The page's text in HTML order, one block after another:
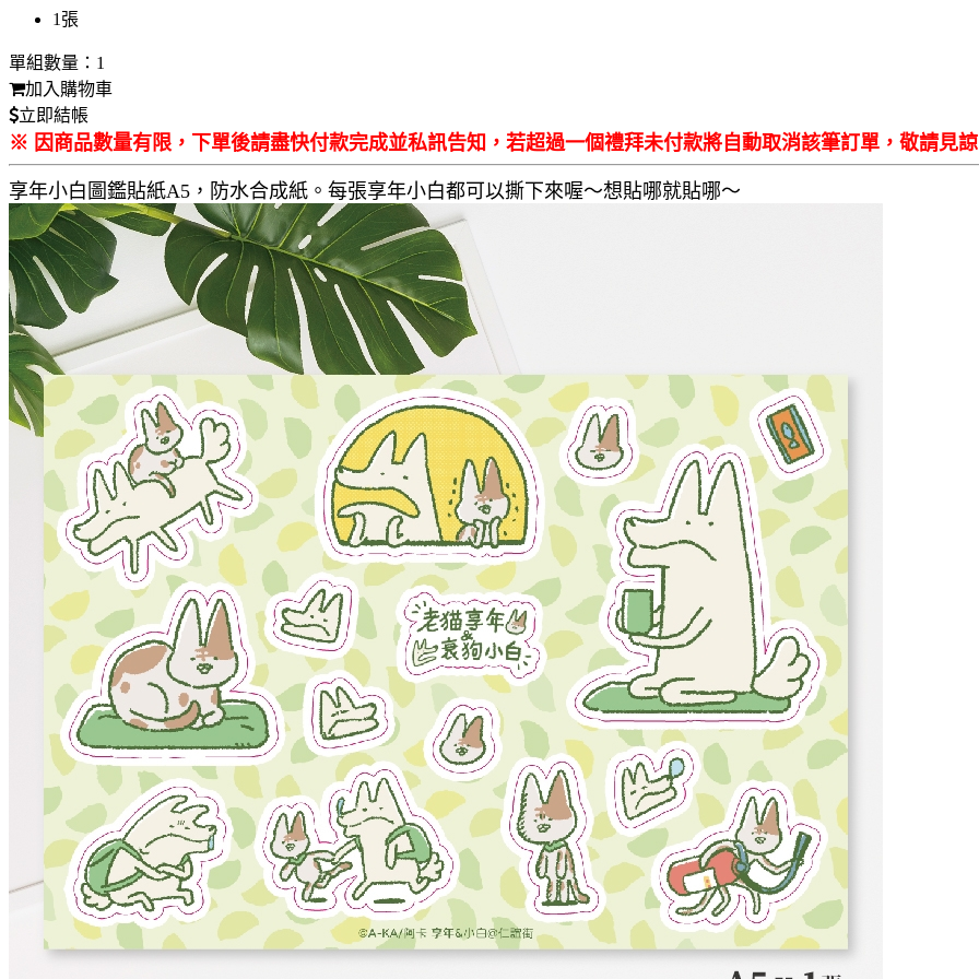
1張
單組數量：1
加入購物車
立即結帳
※ 因商品數量有限，下單後請盡快付款完成並私訊告知，若超過一個禮拜未付款將自動取消該筆訂單，敬請見
享年小白圖鑑貼紙A5，防水合成紙。每張享年小白都可以撕下來喔～想貼哪就貼哪～